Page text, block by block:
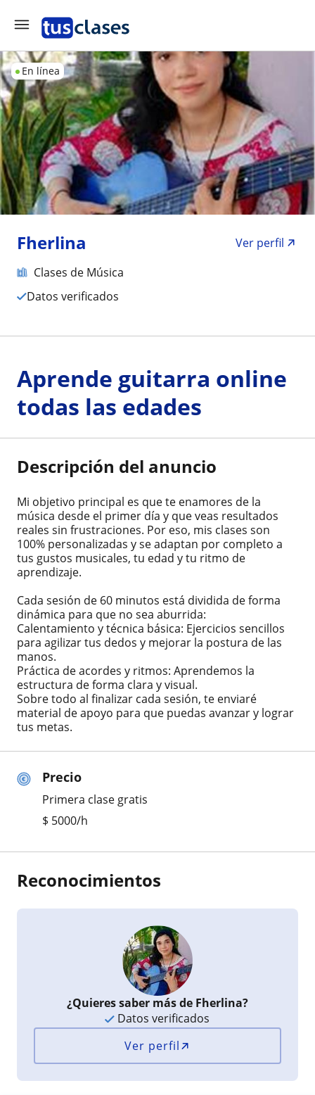
En línea
Fherlina
Ver perfil
Clases de Música
Datos verificados
Precio
Primera clase gratis
$ 5000/h
Aprende guitarra online
todas las edades
Descripción del anuncio
Mi objetivo principal es que te enamores de la
música desde el primer día y que veas resultados
reales sin frustraciones. Por eso, mis clases son
100% personalizadas y se adaptan por completo a
tus gustos musicales, tu edad y tu ritmo de
aprendizaje.
Cada sesión de 60 minutos está dividida de forma
dinámica para que no sea aburrida:
Calentamiento y técnica básica: Ejercicios sencillos
para agilizar tus dedos y mejorar la postura de las
manos.
Práctica de acordes y ritmos: Aprendemos la
estructura de forma clara y visual.
Sobre todo al finalizar cada sesión, te enviaré
material de apoyo para que puedas avanzar y lograr
tus metas.
Reconocimientos
¿Quieres saber más de Fherlina?
Datos verificados
Ver perfil